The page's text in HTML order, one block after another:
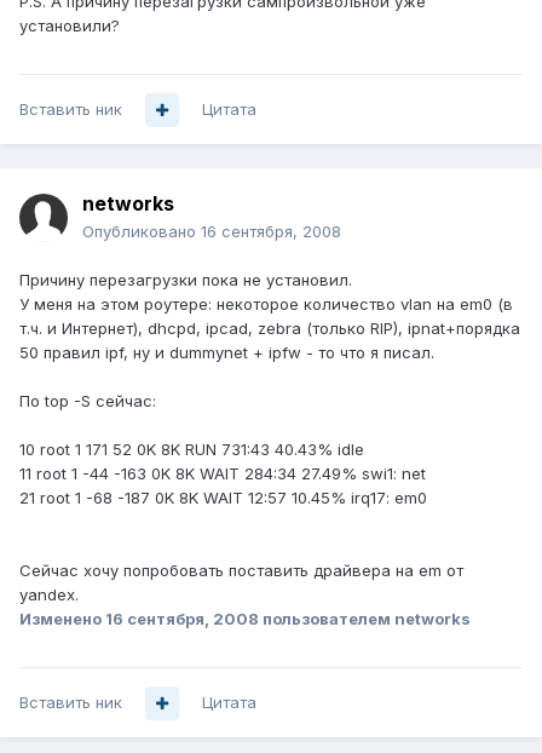
установили?
Вставить ник Цитата
networks
Опубликовано 16 сентября, 2008
Причину перезагрузки пока не установил.
У меня на этом роутере: некоторое количество vlan на em0 (в
т.ч. и Интернет), dhcpd, ipcad, zebra (только RIP), ipnat+порядка
50 правил ipf, ну и dummynet + ipfw - то что я писал.
По top -S сейчас:
10 root 1 171 52 0K 8K RUN 731:43 40.43% idle
11 root 1 -44 -163 0K 8K WAIT 284:34 27.49% swi1: net
21 root 1 -68 -187 0K 8K WAIT 12:57 10.45% irq17: em0
Сейчас хочу попробовать поставить драйвера на em от
yandex.
Изменено 16 сентября, 2008 пользователем networks
Вставить ник Цитата